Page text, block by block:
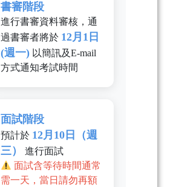
書審階段
進行書審資料審核，通
過書審者將於 12月1日
(週一)以簡訊及E-mail
方式通知考試時間
面試階段
預計於 12月10日（週
三）
進行面試
面試含等待時間通常
需一天，當日請勿再額